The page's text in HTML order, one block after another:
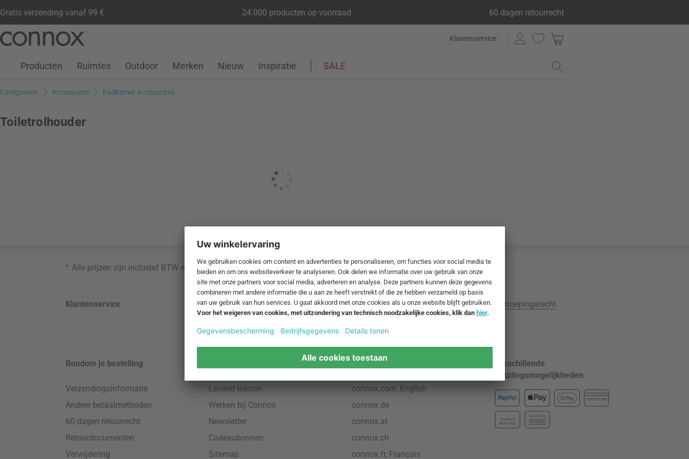
Gratis verzending vanaf 99 € 24.000 producten op voorraad 60 dagen retourrecht
pagina-
zoeken
Klantenservice
Klantenaccount
Verlanglijstje
Warenkorb
Producten Ruimtes Outdoor Merken Nieuw Inspiratie SALE
Categorieën Accessoires Badkamer Accessoires
Toiletrolhouder
* Alle prijzen zijn inclusief BTW en exclusief Verzendkosten
Klantenservice Contactformulier Algemene voorwaarden,
Bedrijfsgegevens,
Gegevensbescherming
Herroepingsrecht
Rondom je bestelling
Verzendingsinformatie
Andere betaalmethoden
60 dagen retourrecht
Retourdocumenten
Verwijdering
Levend lexicon
Werken bij Connox
Newsletter
Cadeaubonnen
Sitemap
Internationaal
connox.com, English
connox.de
connox.at
connox.ch
connox.fr, Français
Verschillende
betalingsmogelijkheden
CREDITCARD
VOORUIT-
BETALING
FACTUUR